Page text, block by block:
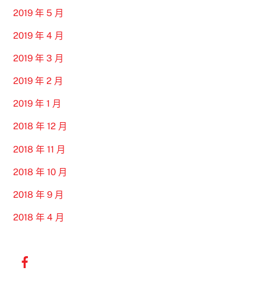
2019 年 5 月
2019 年 4 月
2019 年 3 月
2019 年 2 月
2019 年 1 月
2018 年 12 月
2018 年 11 月
2018 年 10 月
2018 年 9 月
2018 年 4 月